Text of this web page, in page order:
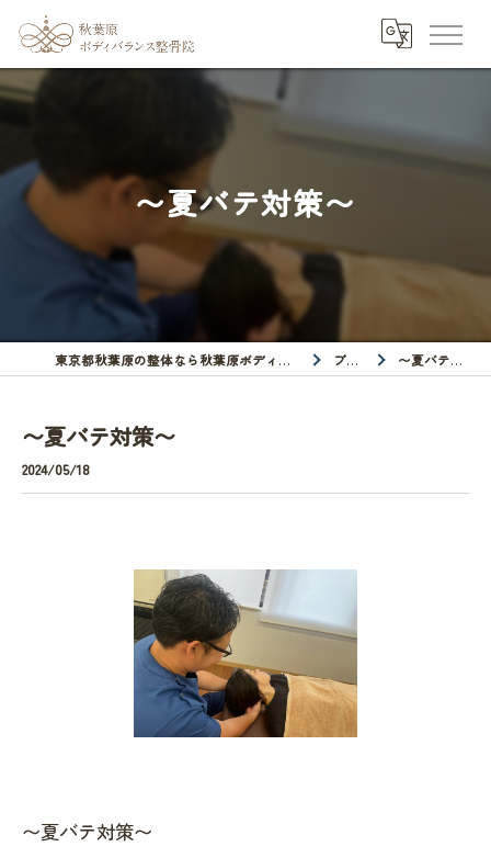
〜夏バテ対策〜
東京都秋葉原の整体なら秋葉原ボディバランス整骨院 ブログ 〜夏バテ対策〜
〜夏バテ対策〜
2024/05/18
〜夏バテ対策〜